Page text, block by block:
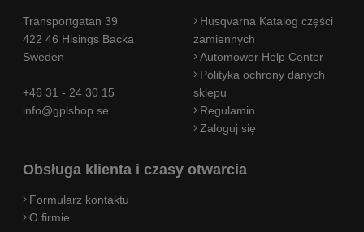
Transportgatan 39
422 46 Hisings Backa
Sweden
+46 31 - 24 30 15
info@gplshop.se
Husqvarna Katalog części
zamiennych
Automower Help Center
Polityka ochrony danych
sklepu
Regulamin
Zaloguj się
Obsługa klienta i czasy otwarcia
Formularz kontaktu
O firmie